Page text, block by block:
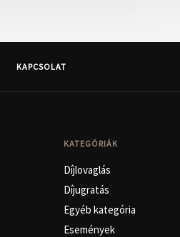
KAPCSOLAT
KATEGÓRIÁK
Díjlovaglás
Díjugratás
Egyéb kategória
Események